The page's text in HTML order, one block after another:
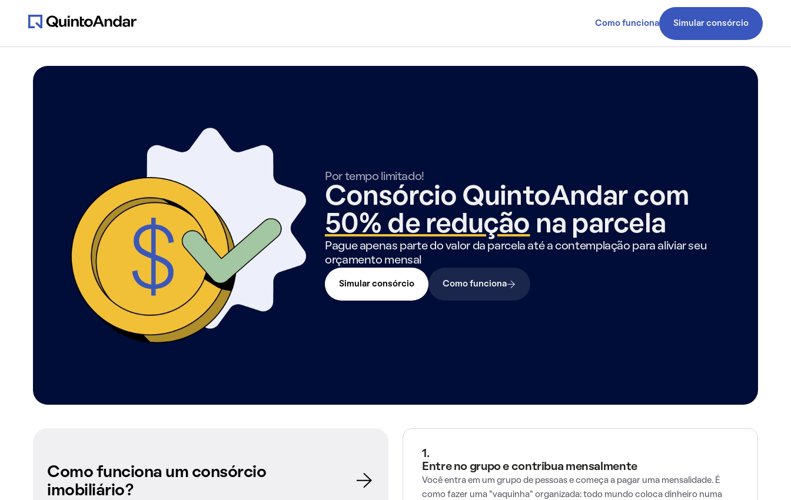
Como funciona Simular consórcio
Por tempo limitado!
Consórcio QuintoAndar com
50% de redução na parcela
Pague apenas parte do valor da parcela até a contemplação para aliviar seu
orçamento mensal
Simular consórcio Como funciona
Como funciona um consórcio
imobiliário?
1.
Entre no grupo e contribua mensalmente
Você entra em um grupo de pessoas e começa a pagar uma mensalidade. É
como fazer uma "vaquinha" organizada: todo mundo coloca dinheiro numa